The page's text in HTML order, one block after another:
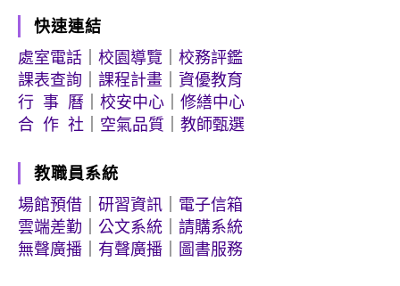
快速連結
處室電話
校園導覽
校務評鑑
課表查詢
課程計畫
資優教育
行 事 曆
校安中心
修繕中心
合 作 社
空氣品質 教師甄選
教職員系統
場館預借
研習資訊
電子信箱
雲端差勤
公文系統
請購系統
無聲廣播
有聲廣播 圖書服務